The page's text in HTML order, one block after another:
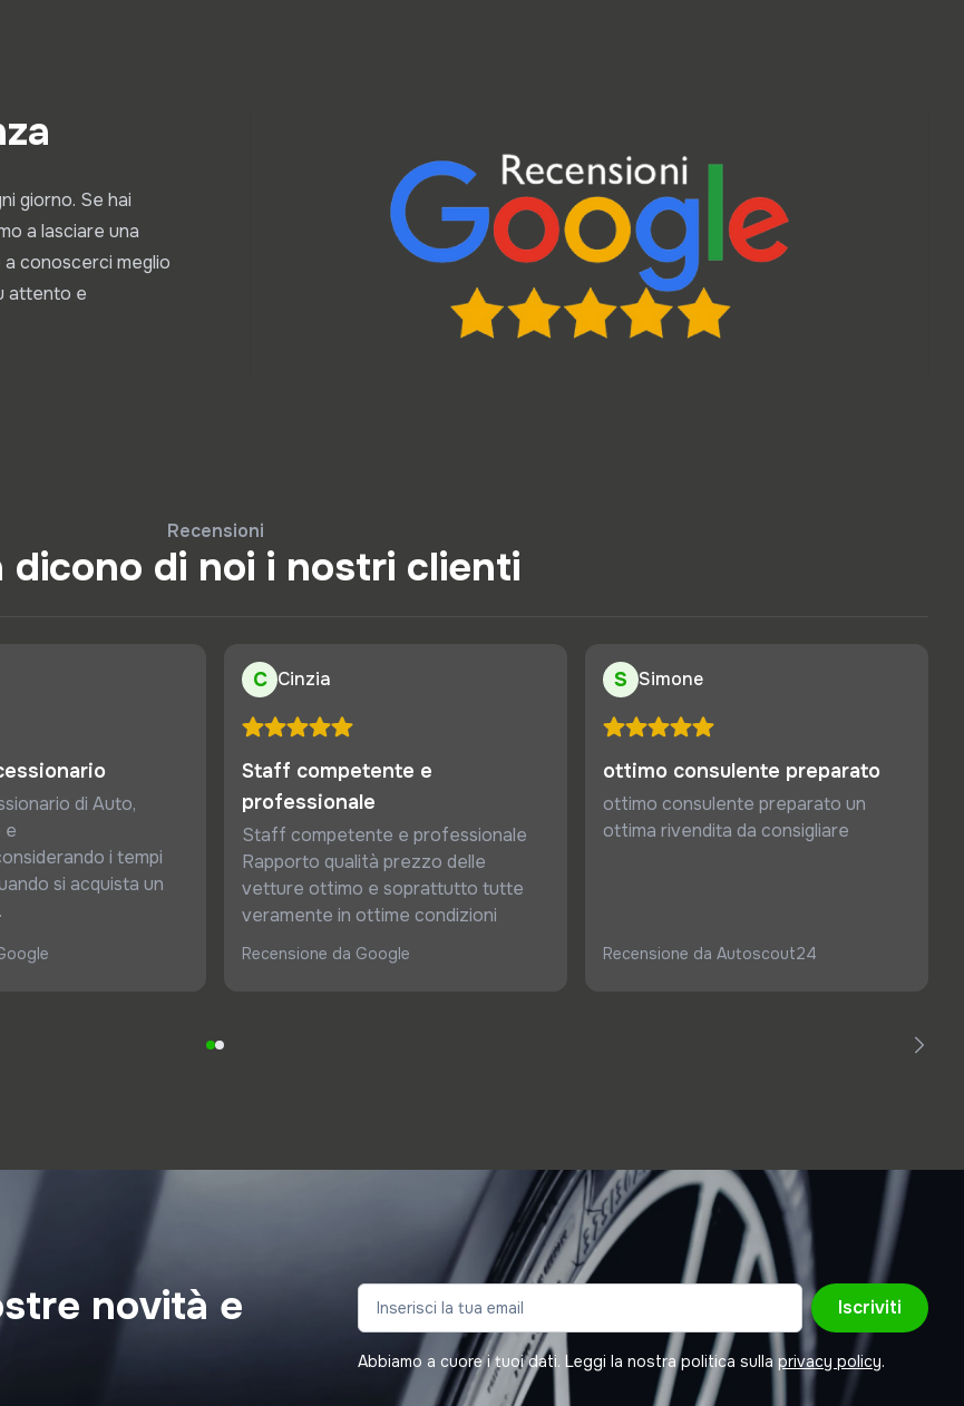
giorno. Se hai
a lasciare una
conoscerci meglio
attento e
Recensioni
dicono di noi i nostri clienti
di Auto,
e
i tempi
si acquista un
C Cinzia
Staff competente e
professionale
Staff competente e professionale
Rapporto qualità prezzo delle
vetture ottimo e soprattutto tutte
veramente in ottime condizioni
Recensione da Google
S Simone
ottimo consulente preparato
ottimo consulente preparato un
ottima rivendita da consigliare
Recensione da Autoscout24
novità e
Iscriviti
Abbiamo a cuore i tuoi dati. Leggi la nostra politica sulla privacy policy.